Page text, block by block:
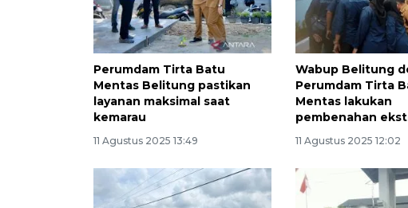
Perumdam Tirta Batu
Mentas Belitung pastikan
layanan maksimal saat
kemarau
11 Agustus 2025 13:49
Wabup Belitung
Perumdam Tirta
Mentas lakukan
pembenahan
11 Agustus 2025 12:02